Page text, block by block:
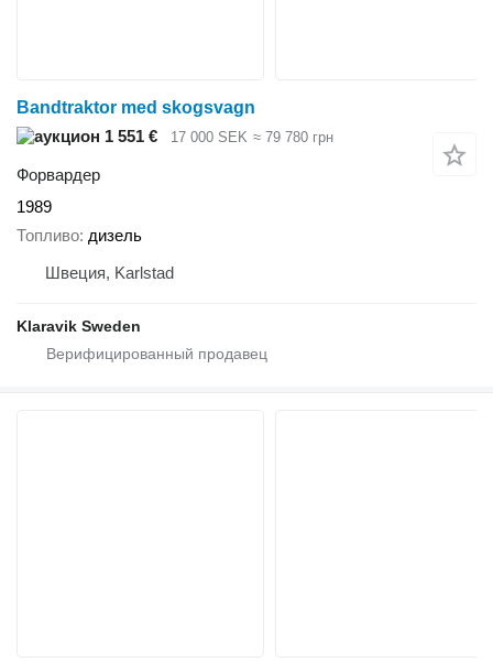
Bandtraktor med skogsvagn
1 551 €
17 000 SEK ≈ 79 780 грн
Форвардер
1989
Топливо дизель
Швеция, Karlstad
Klaravik Sweden